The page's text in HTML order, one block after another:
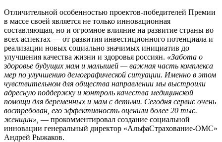
Отличительной особенностью проектов-победителей Премии
в массе своей является не только инновационная
составляющая, но и огромное влияние на развитие страны во
всех аспектах — от развития инвестиционного потенциала и
реализации новых социально значимых инициатив до
улучшения качества жизни и здоровья россиян. «Забота о
здоровье будущих мам и малышей — важная часть комплекса
мер по улучшению демографической ситуации. Именно в этом
чувствительном для общества направлении мы выстроили
адресную поддержку и контроль качества медицинской
помощи для беременных и мам с детьми. Сегодня сервис очень
востребован, его эффективность оценили более 20 тыс.
женщин», — прокомментировал создание социальной
инновации генеральный директор «АльфаСтрахование-ОМС»
Андрей Рыжаков.